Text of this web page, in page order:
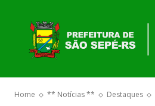
Home ** Notícias ** Destaques